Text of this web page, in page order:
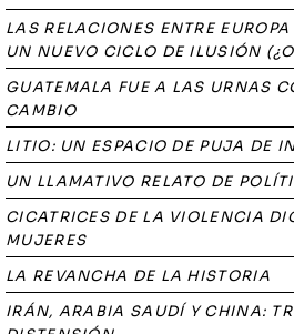
LAS RELACIONES ENTRE
UN NUEVO CICLO DE ILUSIÓN
GUATEMALA FUE A LAS URNAS
CAMBIO
LITIO: UN ESPACIO DE PUJA DE
UN LLAMATIVO RELATO DE
CICATRICES DE LA VIOLENCIA
MUJERES
LA REVANCHA DE LA HISTORIA
IRÁN, ARABIA SAUDÍ Y CHINA: